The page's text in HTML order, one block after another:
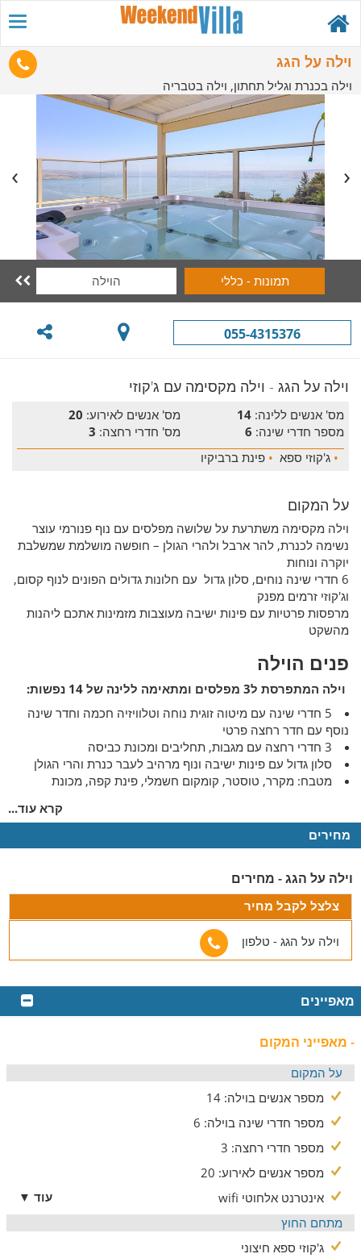
וילה על הגג
וילה בכנרת וגליל תחתון, וילה בטבריה
תמונות - כללי הוילה 
055-4315376
וילה על הגג - וילה מקסימה עם ג'קוזי
מס' אנשים ללינה: 14 מס' אנשים לאירוע: 20
מספר חדרי שינה: 6 מס' חדרי רחצה: 3
• ג'קוזי ספא • פינת ברביקיו
על המקום
וילה מקסימה משתרעת על שלושה מפלסים עם נוף פנורמי עוצר
נשימה לכנרת, להר ארבל ולהרי הגולן – חופשה מושלמת שמשלבת
יוקרה ונוחות
6 חדרי שינה נוחים, סלון גדול עם חלונות גדולים הפונים לנוף קסום,
וג'קוזי זרמים מפנק
מרפסות פרטיות עם פינות ישיבה מעוצבות מזמינות אתכם ליהנות
מהשקט
פנים הוילה
וילה המתפרסת ל3 מפלסים ומתאימה ללינה של 14 נפשות:
5 חדרי שינה עם מיטוה זוגית נוחה וטלוויזיה חכמה וחדר שינה
נוסף עם חדר רחצה פרטי
3 חדרי רחצה עם מגבות, תחליבים ומכונת כביסה
סלון גדול עם פינות ישיבה ונוף מרהיב לעבר כנרת והרי הגולן
מטבח: מקרר, טוסטר, קומקום חשמלי, פינת קפה, מכונת
מתחם החוץ
מתחם החוץ הכולל:
3 מרפסות גדולות ומוצלות
שולחן אוכל גדול ופינת מנגל גז
ג׳קוזי זרמים עם פינות ישיבה
עוד במקום
עבור הציבור הדתי ושומרי המסורת: פלטת שבת, מיחם מים
חמים, ובית כנסת במרחק הליכה
אטרקציות: גן לאומי חמת טבריה, העיקר העתיקה, מסלולי טיול
ניתן לקיים אירועים עד 20 אנשים
קרא עוד...
מחירים
וילה על הגג - מחירים
צלצל לקבל מחיר
וילה על הגג - טלפון
מאפיינים
- מאפייני המקום
על המקום
מספר אנשים בוילה: 14
מספר חדרי שינה בוילה: 6
מספר חדרי רחצה: 3
מספר אנשים לאירוע: 20
אינטרנט אלחוטי wifi
עוד ▼
מתחם החוץ
ג'קוזי ספא חיצוני